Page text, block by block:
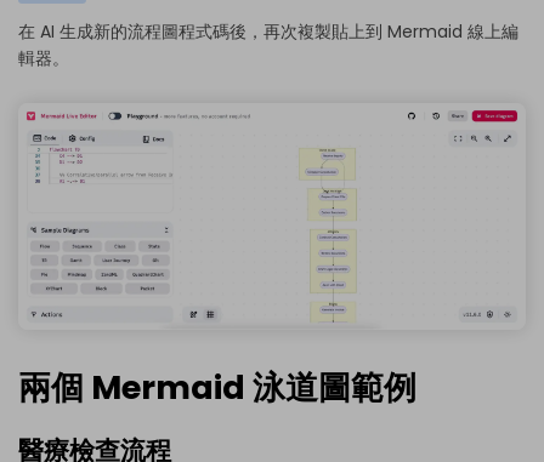
在 AI 生成新的流程圖程式碼後，再次複製貼上到 Mermaid 線上編
輯器。
兩個 Mermaid 泳道圖範例
醫療檢查流程